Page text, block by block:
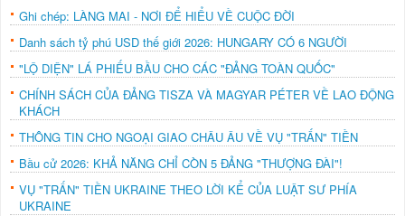
Ghi chép: LÀNG MAI - NƠI ĐỂ HIỂU VỀ CUỘC ĐỜI
Danh sách tỷ phú USD thế giới 2026: HUNGARY CÓ 6 NGƯỜI
"LỘ DIỆN" LÁ PHIẾU BẦU CHO CÁC "ĐẢNG TOÀN QUỐC"
CHÍNH SÁCH CỦA ĐẢNG TISZA VÀ MAGYAR PÉTER VỀ LAO ĐỘNG
KHÁCH
THÔNG TIN CHO NGOẠI GIAO CHÂU ÂU VỀ VỤ "TRẤN" TIỀN
Bầu cử 2026: KHẢ NĂNG CHỈ CÒN 5 ĐẢNG "THƯỢNG ĐÀI"!
VỤ "TRẤN" TIỀN UKRAINE THEO LỜI KỂ CỦA LUẬT SƯ PHÍA
UKRAINE